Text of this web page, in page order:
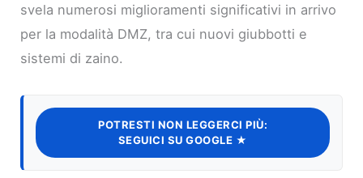
svela numerosi miglioramenti significativi in arrivo
per la modalità DMZ, tra cui nuovi giubbotti e
sistemi di zaino.
POTRESTI NON LEGGERCI PIÙ:
SEGUICI SU GOOGLE ★